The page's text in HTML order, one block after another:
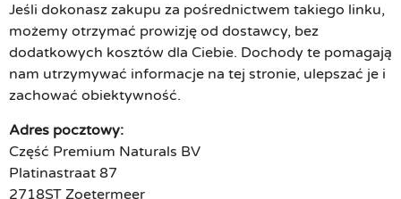
Jeśli dokonasz zakupu za pośrednictwem takiego linku,
możemy otrzymać prowizję od dostawcy, bez
dodatkowych kosztów dla Ciebie. Dochody te pomagają
nam utrzymywać informacje na tej stronie, ulepszać je i
zachować obiektywność.
Adres pocztowy:
Część Premium Naturals BV
Platinastraat 87
2718ST Zoetermeer